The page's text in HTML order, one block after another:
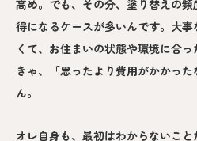
高め。でも、その分、塗り替えの
得になるケースが多いんです。大
くて、お住まいの状態や環境に合
きゃ、「思ったより費用がかかっ
ん。
オレ自身も、最初はわからないこと